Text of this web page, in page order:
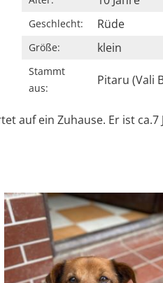
Geschlecht: Rüde
Größe: klein
Stammt
aus:
Pitaru (Vali
auf ein Zuhause. Er ist ca.7